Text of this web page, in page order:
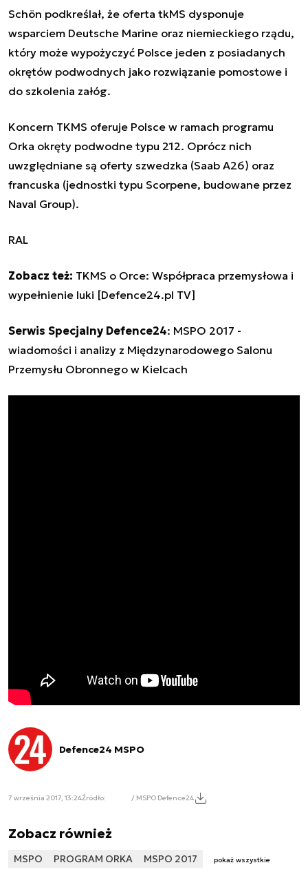
Schön podkreślał, że oferta tkMS dysponuje
wsparciem Deutsche Marine oraz niemieckiego rządu,
który może wypożyczyć Polsce jeden z posiadanych
okrętów podwodnych jako rozwiązanie pomostowe i
do szkolenia załóg.
Koncern TKMS oferuje Polsce w ramach programu
Orka okręty podwodne typu 212. Oprócz nich
uwzględniane są oferty szwedzka (Saab A26) oraz
francuska (jednostki typu Scorpene, budowane przez
Naval Group).
RAL
Zobacz też: TKMS o Orce: Współpraca przemysłowa i
wypełnienie luki [Defence24.pl TV]
Serwis Specjalny Defence24: MSPO 2017 -
wiadomości i analizy z Międzynarodowego Salonu
Przemysłu Obronnego w Kielcach
Defence24 MSPO
7 września 2017, 13:24Źródło: / MSPO Defence24
Zobacz również
MSPO PROGRAM ORKA MSPO 2017 pokaż wszystkie